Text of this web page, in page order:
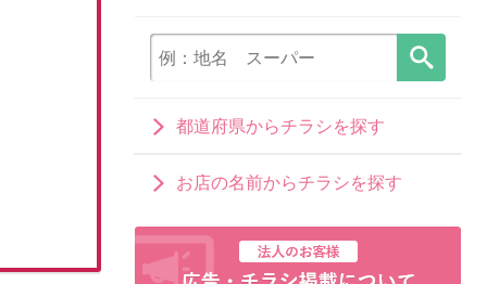
都道府県からチラシを探す
お店の名前からチラシを探す